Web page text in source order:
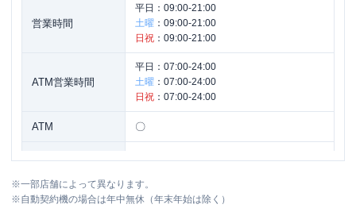
営業時間
平日： 09:00-21:00
土曜 ： 09:00-21:00
日祝 ： 09:00-21:00
ATM営業時間
平日： 07:00-24:00
土曜 ： 07:00-24:00
日祝 ： 07:00-24:00
ATM 〇
住所 東京都江戸川区西一之江２丁目１３
※一部店舗によって異なります。
※自動契約機の場合は年中無休（年末年始は除く）